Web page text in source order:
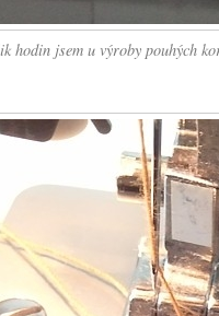
hodin jsem u výroby